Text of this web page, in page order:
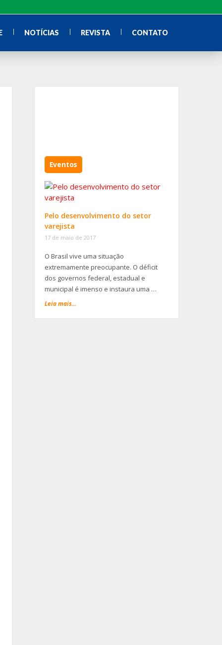
NOTÍCIAS REVISTA CONTATO
Eventos
Pelo desenvolvimento do setor
varejista
17 de maio de 2017
O Brasil vive uma situação
extremamente preocupante. O déficit
dos governos federal, estadual e
municipal é imenso e instaura uma …
Leia mais...